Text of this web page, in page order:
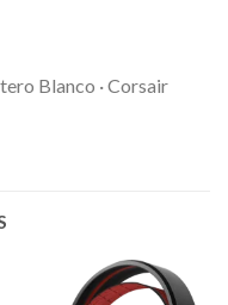
Blanco · Corsair